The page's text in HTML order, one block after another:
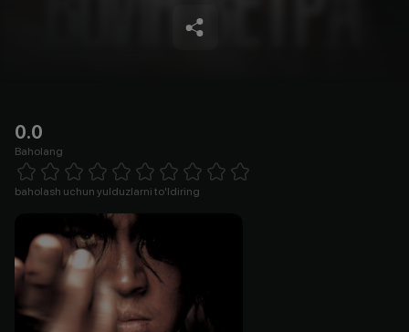
0.0
Baholang
1 Star 2 Stars 3 Stars 4 Stars5 Stars 6 Stars7 Stars8 Stars
baholash uchun yulduzlarni to'ldiring